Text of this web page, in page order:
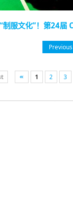
服文化”！第24
Previous
1 2 3